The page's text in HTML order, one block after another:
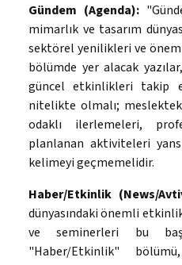
Gündem (Agenda):
mimarlık ve tasarım
sektörel yenilikleri ve
bölümde yer alacak
güncel etkinlikleri takip
nitelikte olmalı;
odaklı ilerlemeleri,
planlanan aktiviteleri
kelimeyi geçmemelidir.
Haber/Etkinlik (News/
dünyasındaki önemli
ve seminerleri bu
"Haber/Etkinlik"